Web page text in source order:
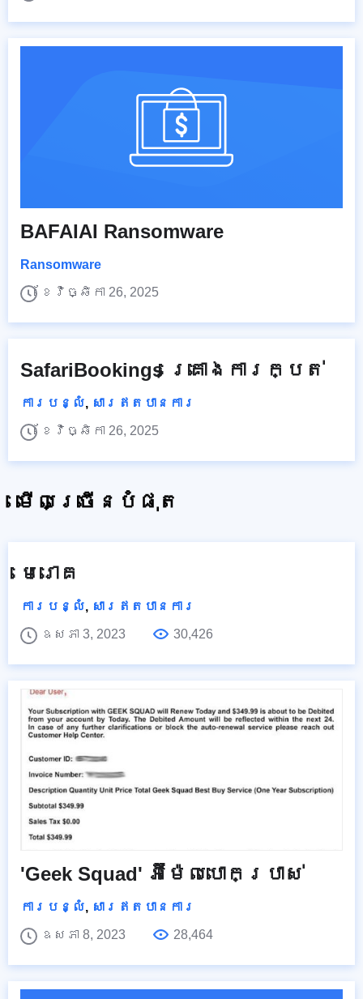
BAFAIAI Ransomware
Ransomware
ខែវិច្ឆិកា 26, 2025
SafariBookings គ្រោងការក្បត់
ការបន្លំ, សារឥតបានការ
ខែវិច្ឆិកា 26, 2025
មើលច្រើនបំផុត
មេរោគ
ការបន្លំ, សារឥតបានការ
ឧសភា 3, 2023
30,426
'Geek Squad' អ៊ីម៉ែលបោកប្រាស់
ការបន្លំ, សារឥតបានការ
ឧសភា 8, 2023
28,464